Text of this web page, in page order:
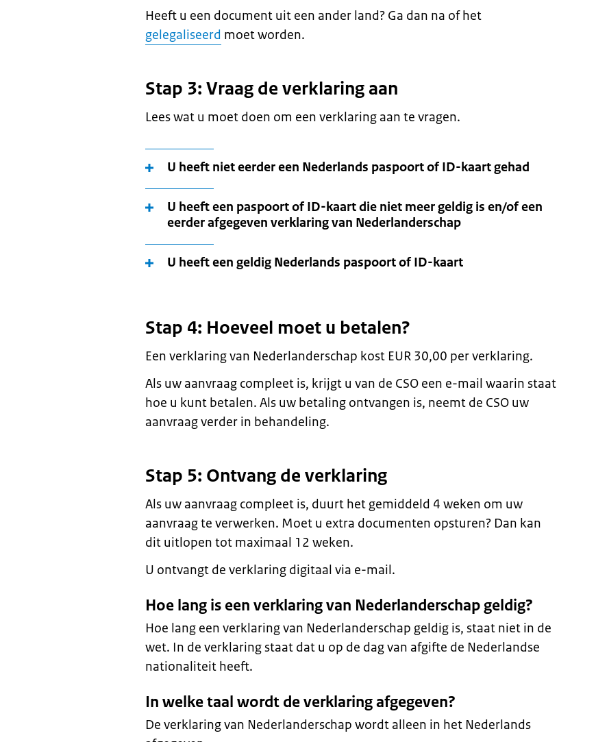
Heeft u een document uit een ander land? Ga dan na of het
gelegaliseerd moet worden.
Stap 3: Vraag de verklaring aan
Lees wat u moet doen om een verklaring aan te vragen.
U heeft niet eerder een Nederlands paspoort of ID-kaart gehad
U heeft een paspoort of ID-kaart die niet meer geldig is en/of een
eerder afgegeven verklaring van Nederlanderschap
U heeft een geldig Nederlands paspoort of ID-kaart
Stap 4: Hoeveel moet u betalen?
Een verklaring van Nederlanderschap kost EUR 30,00 per verklaring.
Als uw aanvraag compleet is, krijgt u van de CSO een e-mail waarin staat
hoe u kunt betalen. Als uw betaling ontvangen is, neemt de CSO uw
aanvraag verder in behandeling.
Stap 5: Ontvang de verklaring
Als uw aanvraag compleet is, duurt het gemiddeld 4 weken om uw
aanvraag te verwerken. Moet u extra documenten opsturen? Dan kan
dit uitlopen tot maximaal 12 weken.
U ontvangt de verklaring digitaal via e-mail.
Hoe lang is een verklaring van Nederlanderschap geldig?
Hoe lang een verklaring van Nederlanderschap geldig is, staat niet in de
wet. In de verklaring staat dat u op de dag van afgifte de Nederlandse
nationaliteit heeft.
In welke taal wordt de verklaring afgegeven?
De verklaring van Nederlanderschap wordt alleen in het Nederlands